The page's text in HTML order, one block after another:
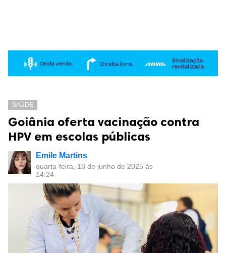
SAÚDE
Goiânia oferta vacinação contra
HPV em escolas públicas
Emile Martins
quarta-feira, 18 de junho de 2025 às
14:24